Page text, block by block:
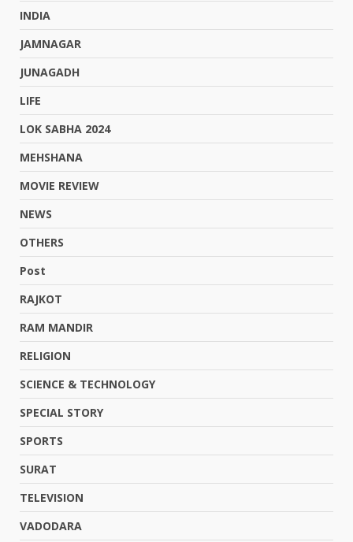
INDIA
JAMNAGAR
JUNAGADH
LIFE
LOK SABHA 2024
MEHSHANA
MOVIE REVIEW
NEWS
OTHERS
Post
RAJKOT
RAM MANDIR
RELIGION
SCIENCE & TECHNOLOGY
SPECIAL STORY
SPORTS
SURAT
TELEVISION
VADODARA